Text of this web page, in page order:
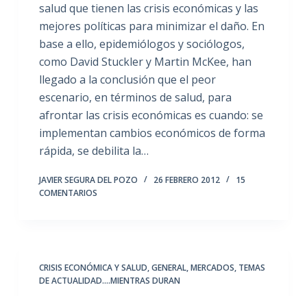
salud que tienen las crisis económicas y las
mejores políticas para minimizar el daño. En
base a ello, epidemiólogos y sociólogos,
como David Stuckler y Martin McKee, han
llegado a la conclusión que el peor
escenario, en términos de salud, para
afrontar las crisis económicas es cuando: se
implementan cambios económicos de forma
rápida, se debilita la…
JAVIER SEGURA DEL POZO 26 FEBRERO 2012
15
COMENTARIOS
CRISIS ECONÓMICA Y SALUD,GENERAL,MERCADOS, TEMAS
DE ACTUALIDAD....MIENTRAS DURAN